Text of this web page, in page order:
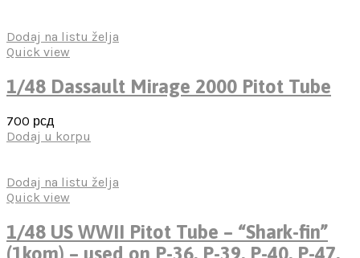
Dodaj na listu želja
Quick view
1/48 Dassault Mirage 2000 Pitot Tube
700 рсд
Dodaj u korpu
Dodaj na listu želja
Quick view
1/48 US WWII Pitot Tube – “Shark-fin”
(1kom) – used on P-36, P-39, P-40, P-47,